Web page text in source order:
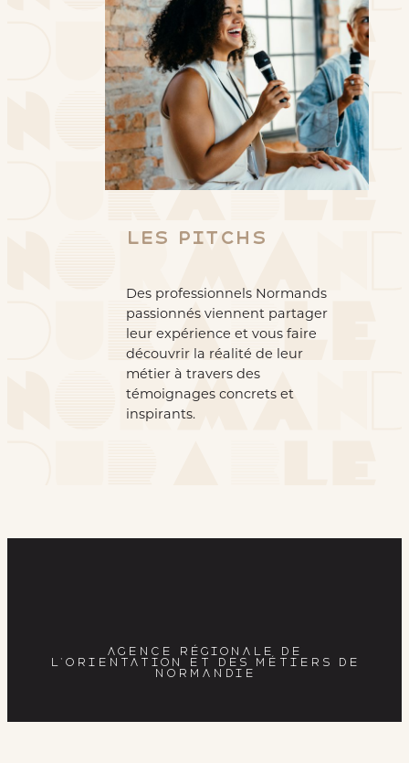
Les Pitchs
Des professionnels Normands
passionnés viennent partager
leur expérience et vous faire
découvrir la réalité de leur
métier à travers des
témoignages concrets et
inspirants.
AGENCE RÉGIONALE DE
L’ORIENTATION ET DES MÉTIERS DE
NORMANDIE